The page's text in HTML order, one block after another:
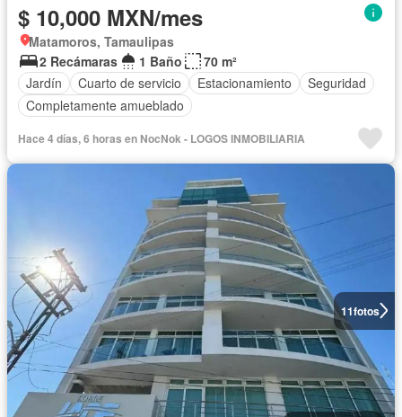
$ 10,000 MXN/mes
Matamoros, Tamaulipas
2 Recámaras
1 Baño
70 m²
Jardín
Cuarto de servicio Estacionamiento
Seguridad
Completamente amueblado
Hace 4 días, 6 horas en NocNok - LOGOS INMOBILIARIA
11fotos